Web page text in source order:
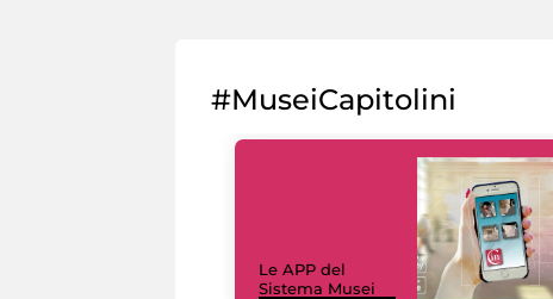
#MuseiCapitolini
Le APP del
Sistema Musei